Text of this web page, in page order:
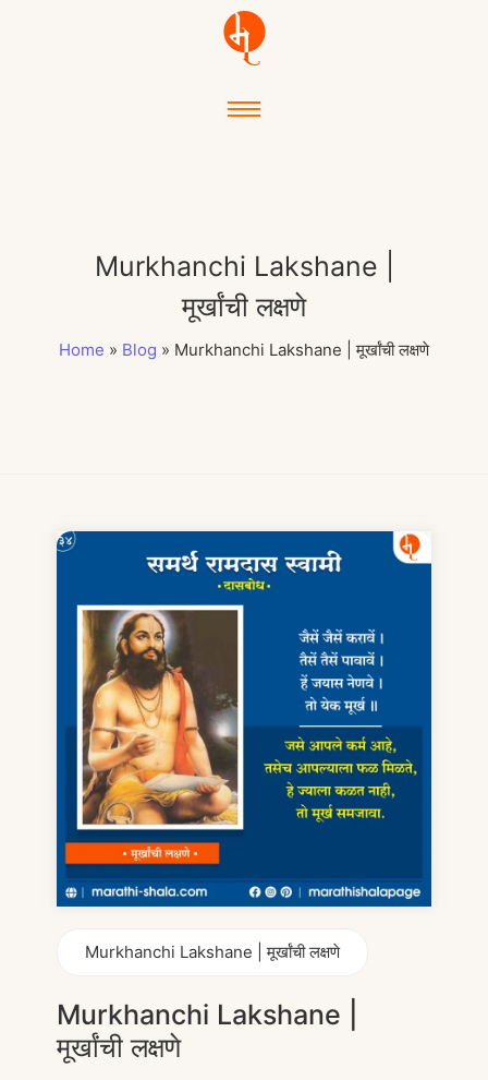
Murkhanchi Lakshane |
मूर्खांची लक्षणे
Home » Blog » Murkhanchi Lakshane | मूर्खांची लक्षणे
Murkhanchi Lakshane | मूर्खांची लक्षणे
Murkhanchi Lakshane |
मूर्खांची लक्षणे